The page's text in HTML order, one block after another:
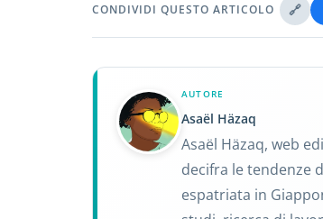
CONDIVIDI QUESTO ARTICOLO 🔗
AUTORE
Asaël Häzaq
Asaël Häzaq, web
decifra le tendenze
espatriata in